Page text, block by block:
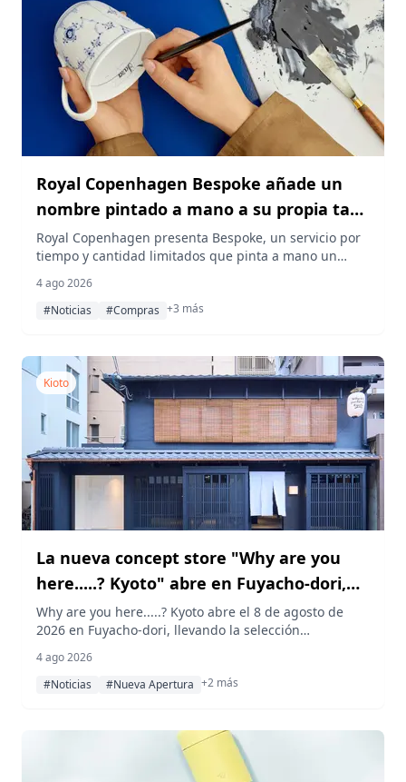
Royal Copenhagen Bespoke añade un
nombre pintado a mano a su propia taza
única
Royal Copenhagen presenta Bespoke, un servicio por
tiempo y cantidad limitados que pinta a mano un
en cuatro artículos de tres colecciones a través de la
tienda oficial en línea y la tienda del edificio Shin-
4 ago 2026
#Noticias
#Compras +3 más
Kioto
La nueva concept store "Why are you
here.....? Kyoto" abre en Fuyacho-dori,
Kioto
Why are you here.....? Kyoto abre el 8 de agosto de
2026 en Fuyacho-dori, llevando la selección
hasta VUJA DÉ— al centro de Kioto, con una recepción
de apertura, la visita del diseñador de VUJA DÉ,
4 ago 2026
#Noticias
#Nueva Apertura +2 más